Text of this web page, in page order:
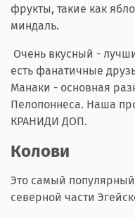
фрукты, такие как
миндаль.
Очень вкусный -
есть фанатичные
Манаки - основная
Пелопоннеса. Наша
КРАНИДИ ДОП.
Колови
Это самый
северной части